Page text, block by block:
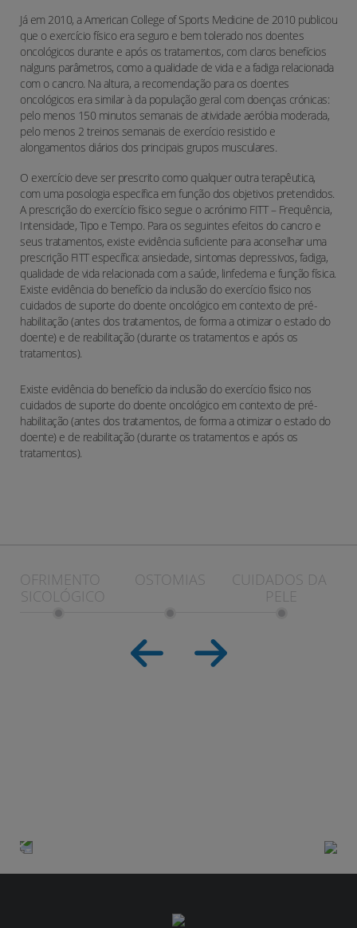
Já em 2010, a American College of Sports Medicine de 2010 publicou
que o exercício físico era seguro e bem tolerado nos doentes
oncológicos durante e após os tratamentos, com claros benefícios
nalguns parâmetros, como a qualidade de vida e a fadiga relacionada
com o cancro. Na altura, a recomendação para os doentes
oncológicos era similar à da população geral com doenças crónicas:
pelo menos 150 minutos semanais de atividade aeróbia moderada,
pelo menos 2 treinos semanais de exercício resistido e
alongamentos diários dos principais grupos musculares.
O exercício deve ser prescrito como qualquer outra terapêutica,
com uma posologia específica em função dos objetivos pretendidos.
A prescrição do exercício físico segue o acrónimo FITT – Frequência,
Intensidade, Tipo e Tempo. Para os seguintes efeitos do cancro e
seus tratamentos, existe evidência suficiente para aconselhar uma
prescrição FITT específica: ansiedade, sintomas depressivos, fadiga,
qualidade de vida relacionada com a saúde, linfedema e função física.
Existe evidência do benefício da inclusão do exercício físico nos
cuidados de suporte do doente oncológico em contexto de pré-
habilitação (antes dos tratamentos, de forma a otimizar o estado do
doente) e de reabilitação (durante os tratamentos e após os
tratamentos).
Existe evidência do benefício da inclusão do exercício físico nos
cuidados de suporte do doente oncológico em contexto de pré-
habilitação (antes dos tratamentos, de forma a otimizar o estado do
doente) e de reabilitação (durante os tratamentos e após os
tratamentos).
SOFRIMENTO
PSICOLÓGICO
OSTOMIAS
CUIDADOS DA
PELE